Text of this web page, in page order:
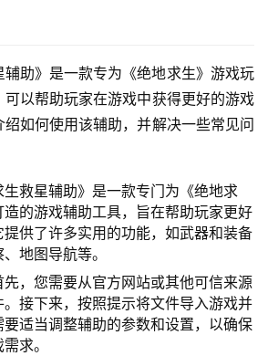
辅助》是一款专为《绝地求生》游戏玩
以帮助玩家在游戏中获得更好的游戏
如何使用该辅助，并解决一些常见问
救星辅助》是一款专门为《绝地求
的游戏辅助工具，旨在帮助玩家更好
供了许多实用的功能，如武器和装备
地图导航等。
，您需要从官方网站或其他可信来源
接下来，按照提示将文件导入游戏并
适当调整辅助的参数和设置，以确保
求。